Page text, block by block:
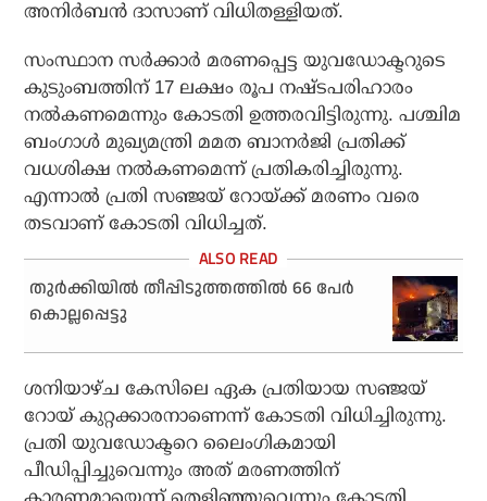
അനിര്‍ബന്‍ ദാസാണ് വിധിതള്ളിയത്.
സംസ്ഥാന സര്‍ക്കാര്‍ മരണപ്പെട്ട യുവഡോക്ടറുടെ
കുടുംബത്തിന് 17 ലക്ഷം രൂപ നഷ്ടപരിഹാരം
നല്‍കണമെന്നും കോടതി ഉത്തരവിട്ടിരുന്നു. പശ്ചിമ
ബംഗാള്‍ മുഖ്യമന്ത്രി മമത ബാനര്‍ജി പ്രതിക്ക്
വധശിക്ഷ നല്‍കണമെന്ന് പ്രതികരിച്ചിരുന്നു.
എന്നാല്‍ പ്രതി സഞ്ജയ് റോയ്ക്ക് മരണം വരെ
തടവാണ് കോടതി വിധിച്ചത്.
തുര്‍ക്കിയില്‍ തീപ്പിടുത്തത്തില്‍ 66 പേര്‍
കൊല്ലപ്പെട്ടു
ശനിയാഴ്ച കേസിലെ ഏക പ്രതിയായ സഞ്ജയ്
റോയ് കുറ്റക്കാരനാണെന്ന് കോടതി വിധിച്ചിരുന്നു.
പ്രതി യുവഡോക്ടറെ ലൈംഗികമായി
പീഡിപ്പിച്ചുവെന്നും അത് മരണത്തിന്